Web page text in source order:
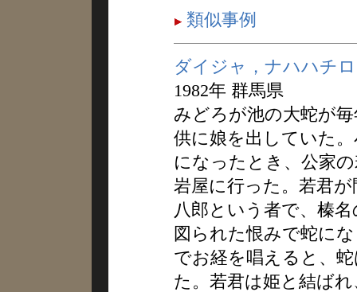
類似事例
ダイジャ，ナハハチ
1982年 群馬県
みどろが池の大蛇が
供に娘を出していた
になったとき、公家
岩屋に行った。若君
八郎という者で、榛
図られた恨みで蛇に
でお経を唱えると、
た。若君は姫と結ば